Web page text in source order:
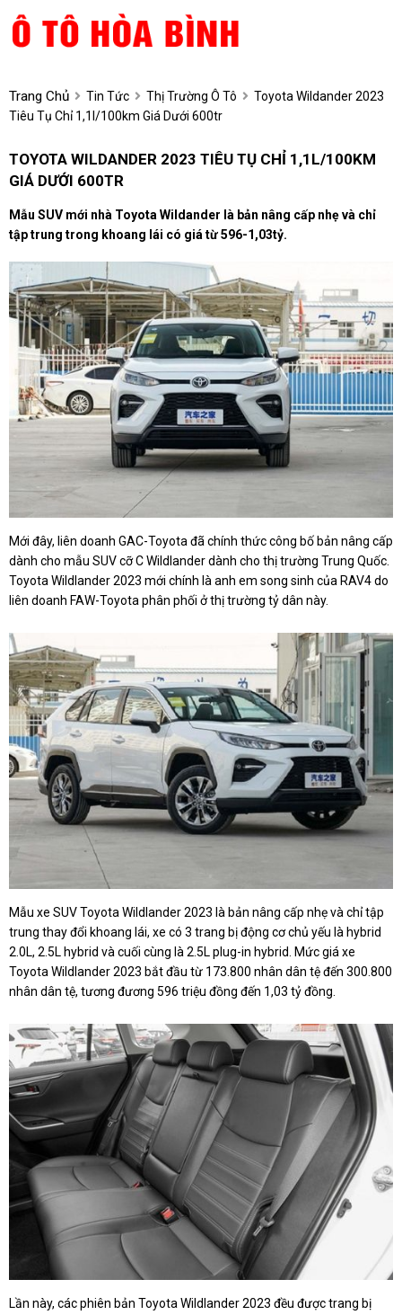
Trang Chủ Tin Tức Thị Trường Ô Tô
Toyota Wildander 2023
Tiêu Tụ Chỉ 1,1l/100km Giá Dưới 600tr
TOYOTA WILDANDER 2023 TIÊU TỤ CHỈ 1,1L/100KM
GIÁ DƯỚI 600TR
Mẫu SUV mới nhà Toyota Wildander là bản nâng cấp nhẹ và chỉ
tập trung trong khoang lái có giá từ 596-1,03tỷ.
Mới đây, liên doanh GAC-Toyota đã chính thức công bố bản nâng cấp
dành cho mẫu SUV cỡ C Wildlander dành cho thị trường Trung Quốc.
Toyota Wildlander 2023 mới chính là anh em song sinh của RAV4 do
liên doanh FAW-Toyota phân phối ở thị trường tỷ dân này.
Mẫu xe SUV Toyota Wildlander 2023 là bản nâng cấp nhẹ và chỉ tập
trung thay đổi khoang lái, xe có 3 trang bị động cơ chủ yếu là hybrid
2.0L, 2.5L hybrid và cuối cùng là 2.5L plug-in hybrid. Mức giá xe
Toyota Wildlander 2023 bắt đầu từ 173.800 nhân dân tệ đến 300.800
nhân dân tệ, tương đương 596 triệu đồng đến 1,03 tỷ đồng.
Lần này, các phiên bản Toyota Wildlander 2023 đều được trang bị